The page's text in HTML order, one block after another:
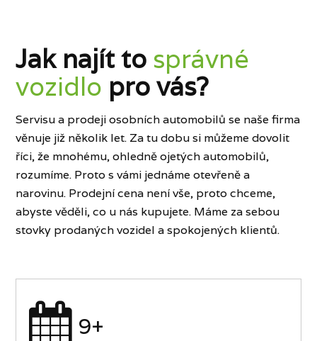
Jak najít to správné
vozidlo pro vás?
Servisu a prodeji osobních automobilů se naše firma
věnuje již několik let. Za tu dobu si můžeme dovolit
říci, že mnohému, ohledně ojetých automobilů,
rozumíme. Proto s vámi jednáme otevřeně a
narovinu. Prodejní cena není vše, proto chceme,
abyste věděli, co u nás kupujete. Máme za sebou
stovky prodaných vozidel a spokojených klientů.
9+